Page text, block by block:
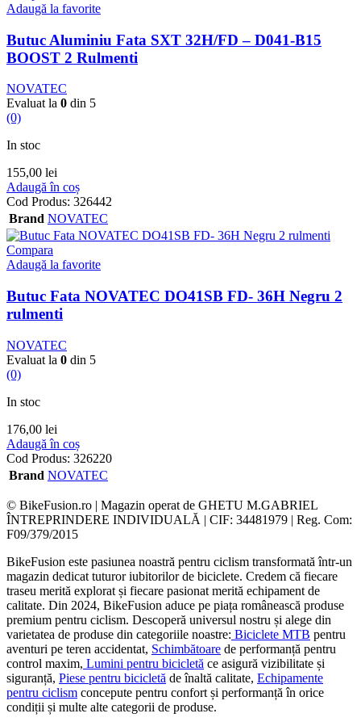
Adaugă la favorite
Butuc Aluminiu Fata SXT 32H/FD – D041-B15
BOOST 2 Rulmenti
NOVATEC
Evaluat la 0 din 5
(0)
In stoc
155,00 lei
Adaugă în coș
Cod Produs: 326442
Brand NOVATEC
Compara
Adaugă la favorite
Butuc Fata NOVATEC DO41SB FD- 36H Negru 2
rulmenti
NOVATEC
Evaluat la 0 din 5
(0)
In stoc
176,00 lei
Adaugă în coș
Cod Produs: 326220
Brand NOVATEC
© BikeFusion.ro | Magazin operat de GHETU M.GABRIEL
ÎNTREPRINDERE INDIVIDUALĂ | CIF: 34481979 | Reg. Com:
F09/379/2015
BikeFusion este pasiunea noastră pentru ciclism transformată într-un
magazin dedicat tuturor iubitorilor de biciclete. Credem că fiecare
traseu merită explorat și fiecare pasionat merită echipament de
calitate. Din 2024, BikeFusion aduce pe piața românească produse
premium pentru ciclism. Descoperă universul nostru și alege din
varietatea de produse din categoriile noastre: Biciclete MTB pentru
aventuri pe teren accidentat, Schimbătoare de performanță pentru
control maxim, Lumini pentru bicicletă ce asigură vizibilitate și
siguranță, Piese pentru bicicletă de înaltă calitate, Echipamente
pentru ciclism concepute pentru confort și performanță în orice
condiții și multe alte categorii de produse.